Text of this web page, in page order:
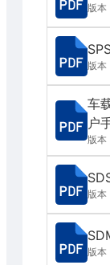
版本
版本
车
户
版本
版本
版本